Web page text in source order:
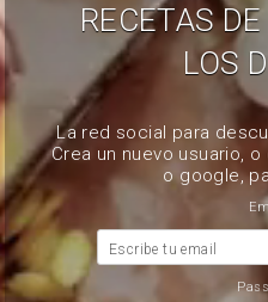
RECETAS
LOS
La red social para
Crea un nuevo usuario,
o google,
Escribe tu email